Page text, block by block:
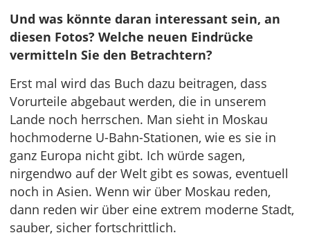
Und was könnte daran interessant sein, an
diesen Fotos? Welche neuen Eindrücke
vermitteln Sie den Betrachtern?
Erst mal wird das Buch dazu beitragen, dass
Vorurteile abgebaut werden, die in unserem
Lande noch herrschen. Man sieht in Moskau
hochmoderne U-Bahn-Stationen, wie es sie in
ganz Europa nicht gibt. Ich würde sagen,
nirgendwo auf der Welt gibt es sowas, eventuell
noch in Asien. Wenn wir über Moskau reden,
dann reden wir über eine extrem moderne Stadt,
sauber, sicher fortschrittlich.